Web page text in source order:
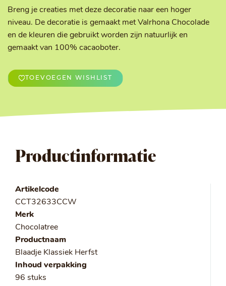
Breng je creaties met deze decoratie naar een hoger
niveau. De decoratie is gemaakt met Valrhona Chocolade
en de kleuren die gebruikt worden zijn natuurlijk en
gemaakt van 100% cacaoboter.
TOEVOEGEN WISHLIST
Productinformatie
Artikelcode
CCT32633CCW
Merk
Chocolatree
Productnaam
Blaadje Klassiek Herfst
Inhoud verpakking
96 stuks